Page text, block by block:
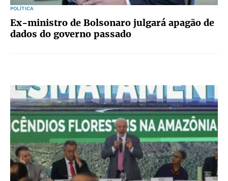
POLÍTICA
Ex-ministro de Bolsonaro julgará apagão de
dados do governo passado